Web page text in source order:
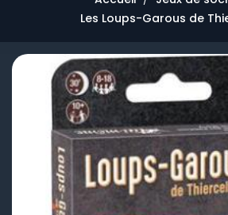
Les Loups-Garous de